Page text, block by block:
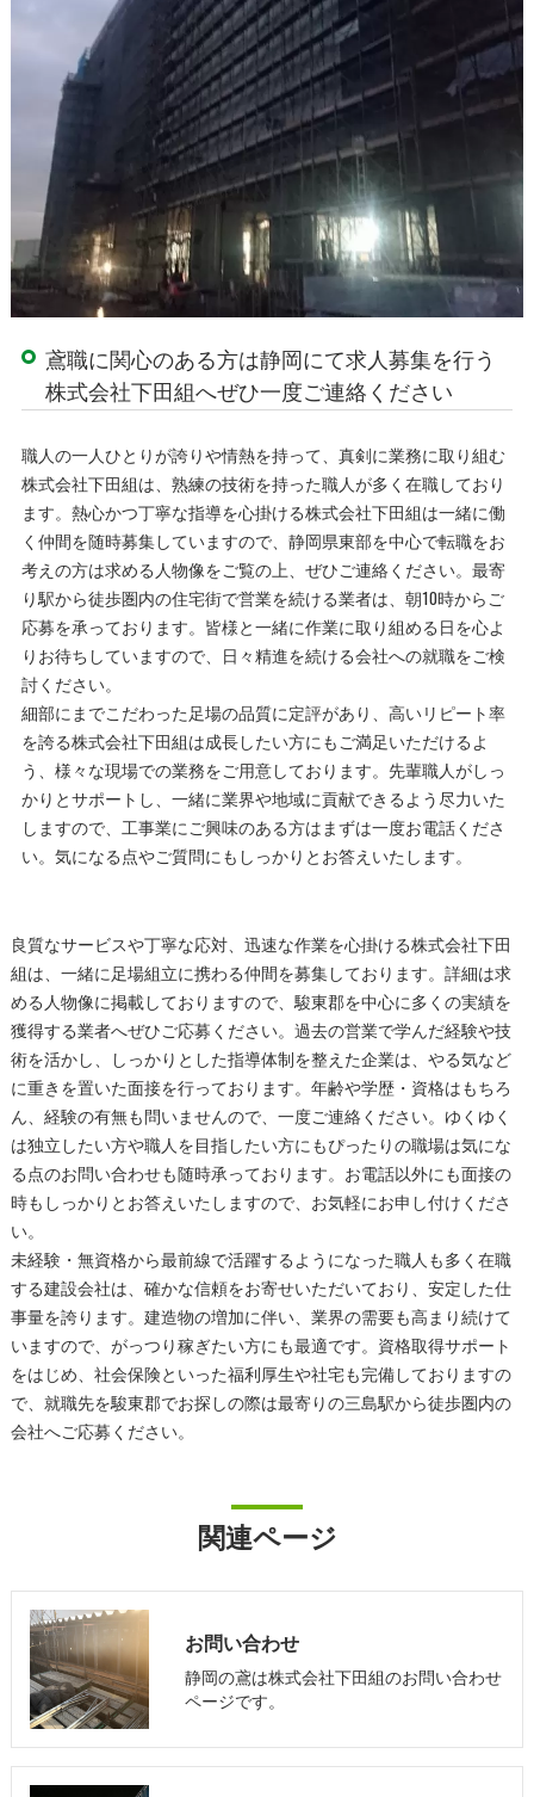
鳶職に関心のある方は静岡にて求人募集を行う
株式会社下田組へぜひ一度ご連絡ください
職人の一人ひとりが誇りや情熱を持って、真剣に業務に取り組む
株式会社下田組は、熟練の技術を持った職人が多く在職しており
ます。熱心かつ丁寧な指導を心掛ける株式会社下田組は一緒に働
く仲間を随時募集していますので、静岡県東部を中心で転職をお
考えの方は求める人物像をご覧の上、ぜひご連絡ください。最寄
り駅から徒歩圏内の住宅街で営業を続ける業者は、朝10時からご
応募を承っております。皆様と一緒に作業に取り組める日を心よ
りお待ちしていますので、日々精進を続ける会社への就職をご検
討ください。
細部にまでこだわった足場の品質に定評があり、高いリピート率
を誇る株式会社下田組は成長したい方にもご満足いただけるよ
う、様々な現場での業務をご用意しております。先輩職人がしっ
かりとサポートし、一緒に業界や地域に貢献できるよう尽力いた
しますので、工事業にご興味のある方はまずは一度お電話くださ
い。気になる点やご質問にもしっかりとお答えいたします。
良質なサービスや丁寧な応対、迅速な作業を心掛ける株式会社下田
組は、一緒に足場組立に携わる仲間を募集しております。詳細は求
める人物像に掲載しておりますので、駿東郡を中心に多くの実績を
獲得する業者へぜひご応募ください。過去の営業で学んだ経験や技
術を活かし、しっかりとした指導体制を整えた企業は、やる気など
に重きを置いた面接を行っております。年齢や学歴・資格はもちろ
ん、経験の有無も問いませんので、一度ご連絡ください。ゆくゆく
は独立したい方や職人を目指したい方にもぴったりの職場は気にな
る点のお問い合わせも随時承っております。お電話以外にも面接の
時もしっかりとお答えいたしますので、お気軽にお申し付けくださ
い。
未経験・無資格から最前線で活躍するようになった職人も多く在職
する建設会社は、確かな信頼をお寄せいただいており、安定した仕
事量を誇ります。建造物の増加に伴い、業界の需要も高まり続けて
いますので、がっつり稼ぎたい方にも最適です。資格取得サポート
をはじめ、社会保険といった福利厚生や社宅も完備しておりますの
で、就職先を駿東郡でお探しの際は最寄りの三島駅から徒歩圏内の
会社へご応募ください。
関連ページ
お問い合わせ
静岡の鳶は株式会社下田組のお問い合わせ
ページです。